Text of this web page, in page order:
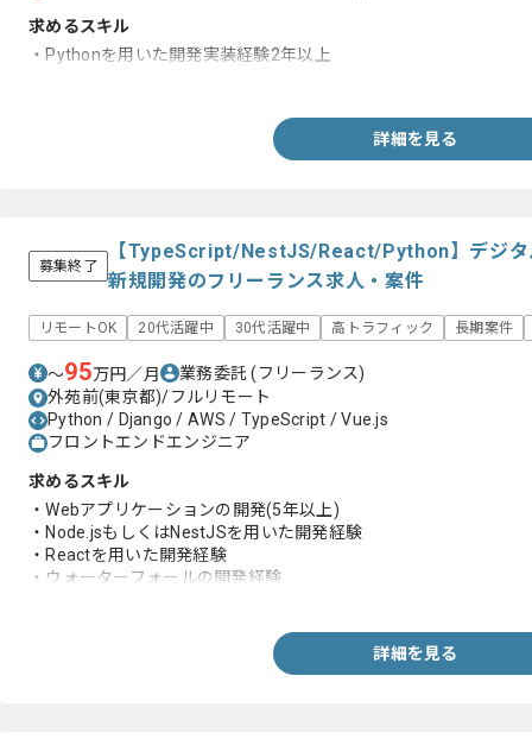
求めるスキル
・Pythonを用いた開発実装経験2年以上
詳細を見る
募集終了
【TypeScript/NestJS/React/Python】デジタ
新規開発のフリーランス求人・案件
リモートOK 20代活躍中 30代活躍中 高トラフィック 長期案件
〜95万円／月 業務委託(フリーランス)
外苑前(東京都)/フルリモート
Python / Django / AWS / TypeScript / Vue.js
フロントエンドエンジニア
求めるスキル
・Webアプリケーションの開発(5年以上)
・Node.jsもしくはNestJSを用いた開発経験
・Reactを用いた開発経験
・ウォーターフォールの開発経験
詳細を見る